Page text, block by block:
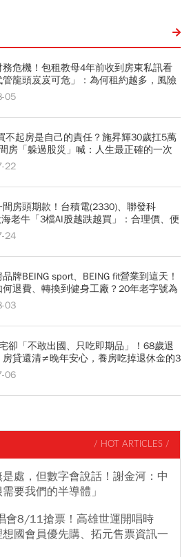
危機！包租教母4年前收到房東私訊看
管龍頭岌岌可危」：為何租約越多，風險
05
不起房是自己的責任？施昇輝30歲扛5萬
房「躲過股災」喊：人生最正確的一次
22
間房頭期款！台積電(2330)、聯發科
老牛「3檔AI股越跌越買」：合理價、便
24
牌BEING sport、BEING fit營業到這天！
退費、轉換到健身工廠？20年老字號為
03
卻「不敢出國、只吃即期品」！68歲退
房貸還清≠晚年安心，養房吃掉退休金的3
06
/ HOT ARTICLES /
處，但數字會說話！謝金河：中
要我們的半導體」
會8/11搶票！高雄世運開唱時
國會員優先購、拓元售票資訊一